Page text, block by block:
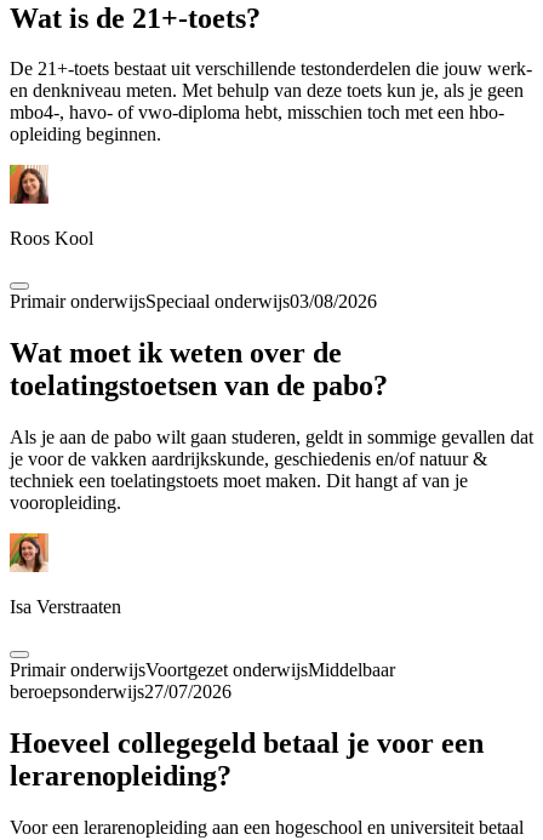
Wat is de 21+-toets?
De 21+-toets bestaat uit verschillende testonderdelen die jouw werk-
en denkniveau meten. Met behulp van deze toets kun je, als je geen
mbo4-, havo- of vwo-diploma hebt, misschien toch met een hbo-
opleiding beginnen.
Roos Kool
Primair onderwijsSpeciaal onderwijs03/08/2026
Wat moet ik weten over de
toelatingstoetsen van de pabo?
Als je aan de pabo wilt gaan studeren, geldt in sommige gevallen dat
je voor de vakken aardrijkskunde, geschiedenis en/of natuur &
techniek een toelatingstoets moet maken. Dit hangt af van je
vooropleiding.
Isa Verstraaten
Primair onderwijsVoortgezet onderwijsMiddelbaar
beroepsonderwijs27/07/2026
Hoeveel collegegeld betaal je voor een
lerarenopleiding?
Voor een lerarenopleiding aan een hogeschool en universiteit betaal